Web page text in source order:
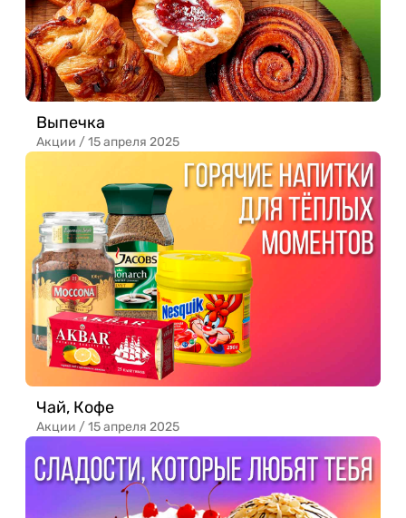
Выпечка
Акции /15 апреля 2025
Чай, Кофе
Акции /15 апреля 2025